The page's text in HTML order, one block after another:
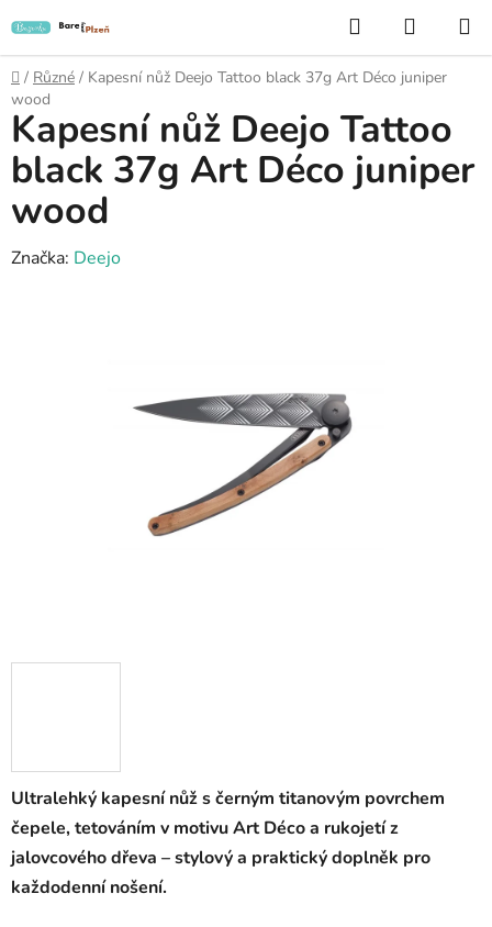
na
obsah
Hledat
KOŠÍK
Domů
/ Různé / Kapesní nůž Deejo Tattoo black 37g Art Déco juniper
wood
Ultralehký kapesní nůž s černým titanovým povrchem
čepele, tetováním v motivu Art Déco a rukojetí z
jalovcového dřeva – stylový a praktický doplněk pro
každodenní nošení.
Kapesní nůž Deejo Tattoo
black 37g Art Déco juniper
wood
Značka: Deejo